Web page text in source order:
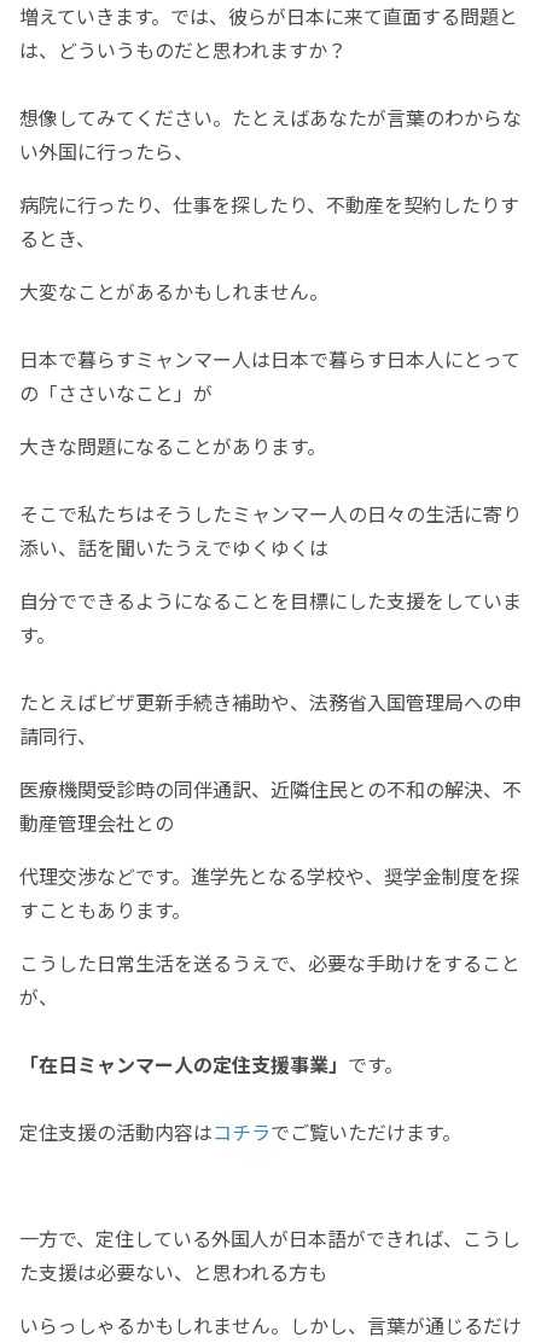
増えていきます。では、彼らが日本に来て直面する問題と
は、どういうものだと思われますか？
想像してみてください。たとえばあなたが言葉のわからな
い外国に行ったら、
病院に行ったり、仕事を探したり、不動産を契約したりす
るとき、
大変なことがあるかもしれません。
日本で暮らすミャンマー人は日本で暮らす日本人にとって
の「ささいなこと」が
大きな問題になることがあります。
そこで私たちはそうしたミャンマー人の日々の生活に寄り
添い、話を聞いたうえでゆくゆくは
自分でできるようになることを目標にした支援をしていま
す。
たとえばビザ更新手続き補助や、法務省入国管理局への申
請同行、
医療機関受診時の同伴通訳、近隣住民との不和の解決、不
動産管理会社との
代理交渉などです。進学先となる学校や、奨学金制度を探
すこともあります。
こうした日常生活を送るうえで、必要な手助けをすること
が、
「在日ミャンマー人の定住支援事業」 です。
定住支援の活動内容はコチラでご覧いただけます。
一方で、定住している外国人が日本語ができれば、こうし
た支援は必要ない、と思われる方も
いらっしゃるかもしれません。しかし、言葉が通じるだけ